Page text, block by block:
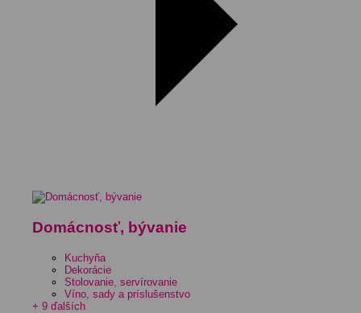
Domácnosť, bývanie
Kuchyňa
Dekorácie
Stolovanie, servírovanie
Víno, sady a príslušenstvo
+ 9 ďalších